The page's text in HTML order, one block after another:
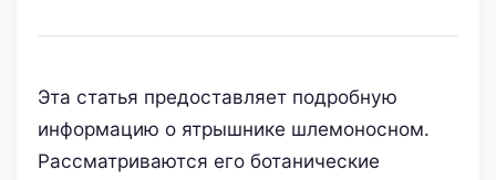
Эта статья предоставляет подробную
информацию о ятрышнике шлемоносном.
Рассматриваются его ботанические